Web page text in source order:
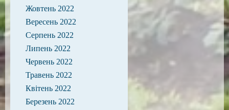
Жовтень 2022
Вересень 2022
Серпень 2022
Липень 2022
Червень 2022
Травень 2022
Квітень 2022
Березень 2022